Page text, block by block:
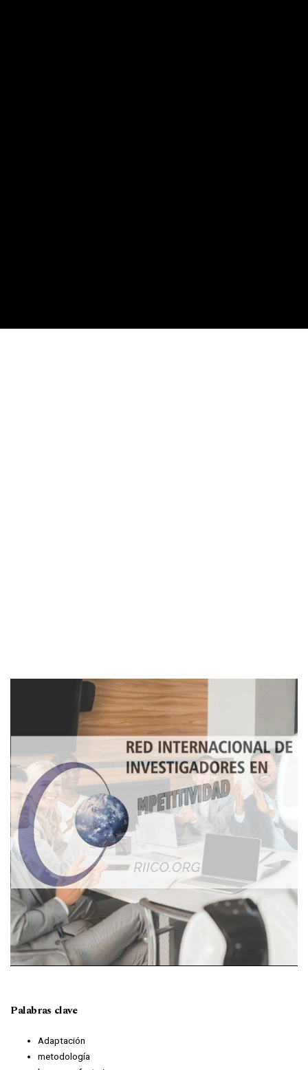
Imagen de portada
Palabras clave
Adaptación
metodología